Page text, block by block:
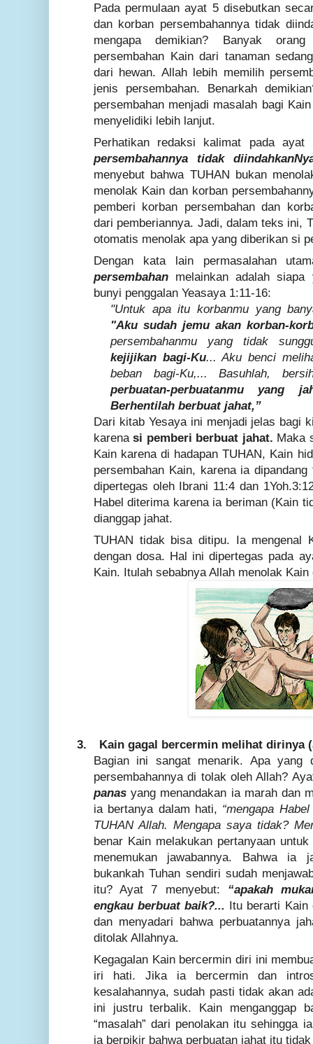
Pada permulaan ayat 5 disebutkan
dan korban persembahannya tidak
mengapa demikian? Banyak
persembahan Kain dari tanaman
dari hewan. Allah lebih memilih
jenis persembahan. Benarkah
persembahan menjadi masalah bagi
menyelidiki lebih lanjut.
Perhatikan redaksi kalimat pada
persembahannya tidak
menyebut bahwa TUHAN bukan
menolak Kain dan korban
pemberi korban persembahan dan
dari pemberiannya. Jadi, dalam teks ini,
otomatis menolak apa yang diberikan si
Dengan kata lain permasalahan
persembahan melainkan adalah siapa
bunyi penggalan Yeasaya 1:11-16:
"Untuk apa itu korbanmu yang
"Aku sudah jemu akan korban-
persembahanmu yang tidak
kejijikan bagi-Ku... Aku benci
beban bagi-Ku,... Basuhlah,
perbuatan-perbuatanmu yang
Berhentilah berbuat jahat,”
Dari kitab Yesaya ini menjadi jelas bagi
karenasi pemberi berbuat jahat. Maka
Kain karena di hadapan TUHAN, Kain
persembahan Kain, karena ia
dipertegas oleh Ibrani 11:4 dan
Habel diterima karena ia beriman (Kain
dianggap jahat.
TUHAN tidak bisa ditipu. Ia mengenal
dengan dosa. Hal ini dipertegas pada
Kain. Itulah sebabnya Allah menolak
3.
Kain gagal bercermin melihat dirinya
Bagian ini sangat menarik. Apa yang
persembahannya di tolak oleh Allah?
panas yang menandakan ia marah dan
ia bertanya dalam hati, “mengapa
TUHAN Allah. Mengapa saya tidak?
benar Kain melakukan pertanyaan
menemukan jawabannya. Bahwa ia
bukankah Tuhan sendiri sudah
itu? Ayat 7 menyebut: “apakah
engkau berbuat baik?... Itu berarti Kain
dan menyadari bahwa perbuatannya
ditolak Allahnya.
Kegagalan Kain bercermin diri ini
iri hati. Jika ia bercermin dan
kesalahannya, sudah pasti tidak akan
ini justru terbalik. Kain menganggap
“masalah” dari penolakan itu sehingga
ia berpikir bahwa perbuatan jahat itu